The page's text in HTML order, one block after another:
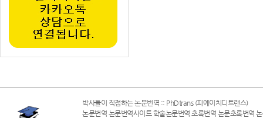
박사들이 직접하는 논문번역 :: PhDtrans (피에이치디트랜스)
논문번역 논문번역사이트 학술논문번역 초록번역 논문초록번역